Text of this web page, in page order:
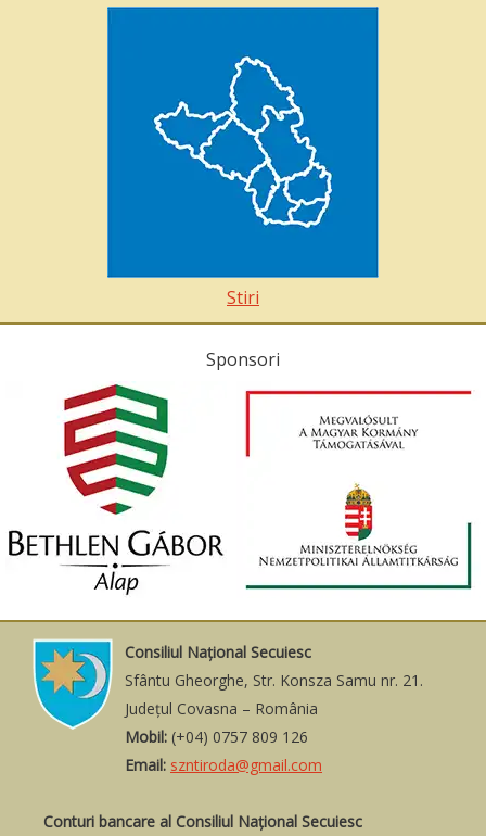
Stiri
Sponsori
Consiliul Naţional Secuiesc
Sfântu Gheorghe, Str. Konsza Samu nr. 21.
Judeţul Covasna – România
Mobil: (+04) 0757 809 126
Email: szntiroda@gmail.com
Conturi bancare al Consiliul Național Secuiesc